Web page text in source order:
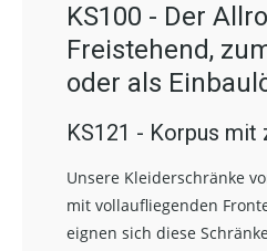
KS100 - Der
Freistehend,
oder als
KS121 - Korpus mit
Unsere Kleiderschränke
mit vollaufliegenden
eignen sich diese